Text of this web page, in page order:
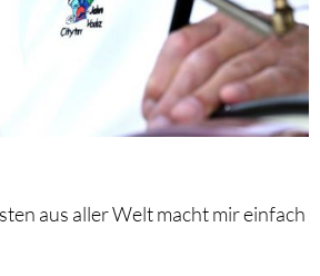
aus aller Welt macht mir einfach